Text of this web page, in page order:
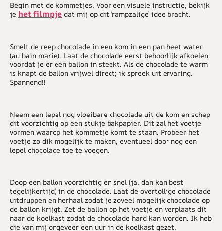
Begin met de kommetjes. Voor een visuele instructie, bekijk
je het filmpje dat mij op dit ‘rampzalige’ idee bracht.
Smelt de reep chocolade in een kom in een pan heet water
(au bain marie). Laat de chocolade eerst behoorlijk afkoelen
voordat je er een ballon in steekt. Als de chocolade te warm
is knapt de ballon vrijwel direct; ik spreek uit ervaring.
Spannend!!
Neem een lepel nog vloeibare chocolade uit de kom en schep
dit voorzichtig op een stukje bakpapier. Dit zal het voetje
vormen waarop het kommetje komt te staan. Probeer het
voetje zo dik mogelijk te maken, eventueel door nog een
lepel chocolade toe te voegen.
Doop een ballon voorzichtig en snel (ja, dan kan best
tegelijkertijd) in de chocolade. Laat de overtollige chocolade
uitdruppen en herhaal zodat je zoveel mogelijk chocolade op
de ballon krijgt. Zet de ballon op het voetje en verplaats dit
naar de koelkast zodat de chocolade hard kan worden. Ik heb
die van mij ongeveer een uur in de koelkast gezet.